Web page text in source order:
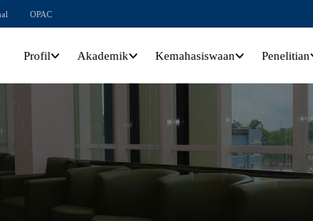
OPAC
Profil Akademik Kemahasiswaan Penelitian